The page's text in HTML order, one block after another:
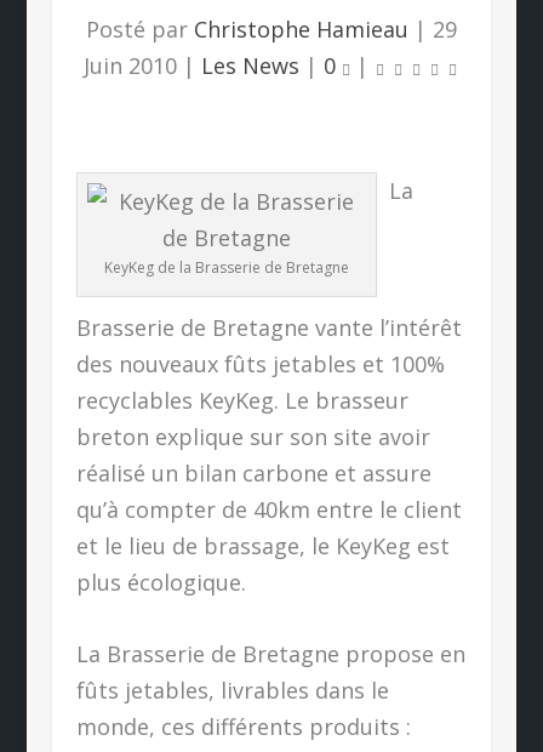
Posté par Christophe Hamieau | 29
Juin 2010| Les News | 0 |
KeyKeg de la Brasserie de Bretagne
La
Brasserie de Bretagne vante l’intérêt
des nouveaux fûts jetables et 100%
recyclables KeyKeg. Le brasseur
breton explique sur son site avoir
réalisé un bilan carbone et assure
qu’à compter de 40km entre le client
et le lieu de brassage, le KeyKeg est
plus écologique.
La Brasserie de Bretagne propose en
fûts jetables, livrables dans le
monde, ces différents produits :